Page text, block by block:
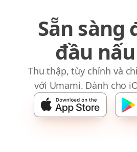
Sẵn sàng
đầu
Thu thập, tùy chỉnh và
với Umami. Dành cho